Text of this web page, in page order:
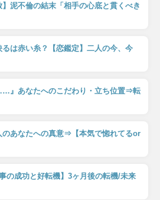
】泥不倫の結末「相手の心底と貫くべき
は赤い糸？【恋鑑定】二人の今、今
』あなたへのこだわり・立ち位置⇒転
のあなたへの真意⇒【本気で惚れてるor
の成功と好転機】3ヶ月後の転機/未来